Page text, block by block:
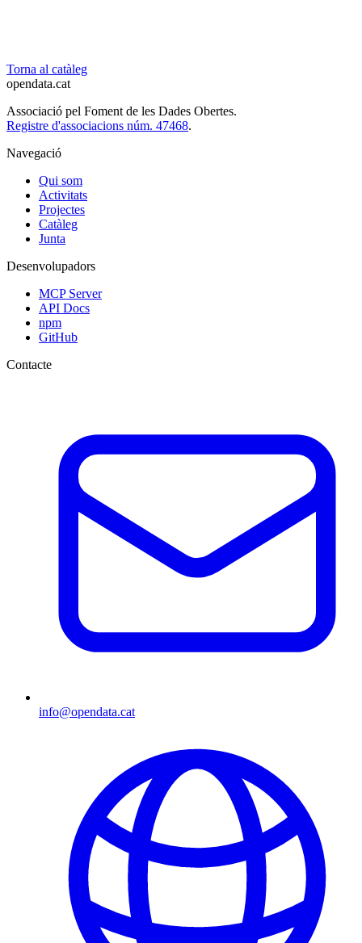
Torna al catàleg
opendata.cat
Associació pel Foment de les Dades Obertes.
Registre d'associacions núm. 47468.
Navegació
Qui som
Activitats
Projectes
Catàleg
Junta
Desenvolupadors
MCP Server
API Docs
npm
GitHub
Contacte
info@opendata.cat